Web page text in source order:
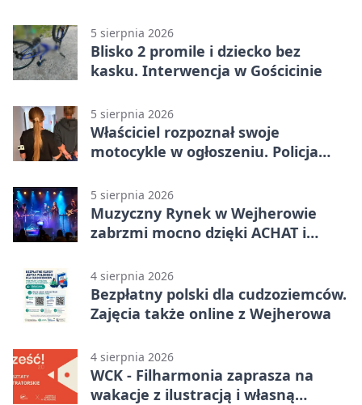
5 sierpnia 2026
Blisko 2 promile i dziecko bez
kasku. Interwencja w Gościcinie
5 sierpnia 2026
Właściciel rozpoznał swoje
motocykle w ogłoszeniu. Policja
5 sierpnia 2026
Muzyczny Rynek w Wejherowie
zabrzmi mocno dzięki ACHAT i
4 sierpnia 2026
Bezpłatny polski dla cudzoziemców.
Zajęcia także online z Wejherowa
4 sierpnia 2026
WCK - Filharmonia zaprasza na
wakacje z ilustracją i własną